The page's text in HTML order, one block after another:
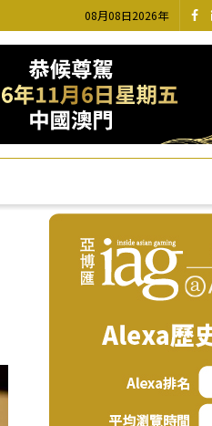
08月08日2026年